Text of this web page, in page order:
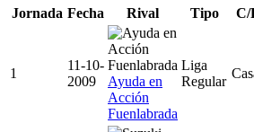
Jornada Fecha Rival Tipo C/
1
11-10-
2009
Ayuda en
Acción
Fuenlabrada
Liga
Regular